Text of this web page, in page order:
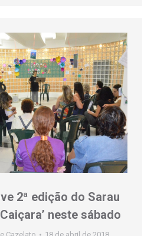
2ª edição do Sarau
neste sábado